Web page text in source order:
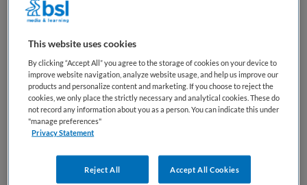
ERVARING
Ervaren
Vacature niet beschikbaar
Deze vacature Senior Bedrijfsarts bij Ministerie van
Defensie is niet meer actueel. Hieronder staan enkele
vergelijkbare vacatures die voor u wellicht interessant zijn.
This website uses cookies
By clicking “Accept All” you agree to the storage of cookies on your device to
improve website navigation, analyze website usage, and help us improve our
products and personalize content and marketing. If you choose to reject the
cookies, we only place the strictly necessary and analytical cookies. These do
not record any information about you as a person. You can indicate this under
"manage preferences"
Privacy Statement
Reject All Accept All Cookies